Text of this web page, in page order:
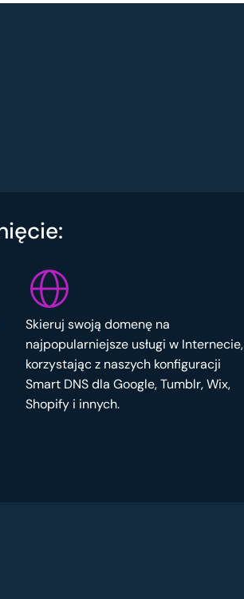
Skieruj swoją domenę na
najpopularniejsze usługi w Internecie,
korzystając z naszych konfiguracji
Smart DNS dla Google, Tumblr, Wix,
Shopify i innych.